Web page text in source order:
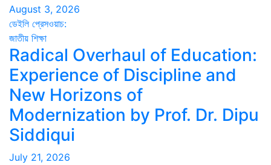
August 3, 2026
ডেইলি প্রেসওয়াচ:
জাতীয় শিক্ষা
Radical Overhaul of Education:
Experience of Discipline and
New Horizons of
Modernization by Prof. Dr. Dipu
Siddiqui
July 21, 2026